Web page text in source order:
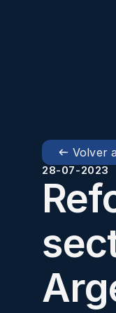
Volver
28-07-2023